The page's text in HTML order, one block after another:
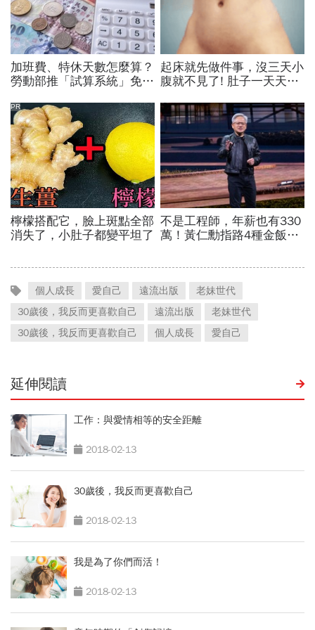
個人成長 愛自己 遠流出版
老妹世代
30歲後，我反而更喜歡自己
遠流出版
老妹世代
30歲後，我反而更喜歡自己
個人成長 愛自己
延伸閱讀
工作：與愛情相等的安全距離
2018-02-13
30歲後，我反而更喜歡自己
2018-02-13
我是為了你們而活！
2018-02-13